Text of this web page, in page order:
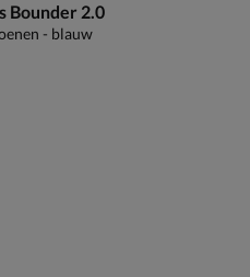
Bounder 2.0
- blauw